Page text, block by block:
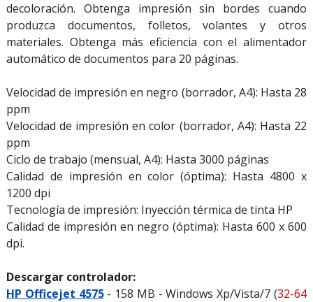
decoloración. Obtenga impresión sin bordes cuando
produzca documentos, folletos, volantes y otros
materiales. Obtenga más eficiencia con el alimentador
automático de documentos para 20 páginas.
Velocidad de impresión en negro (borrador, A4): Hasta 28
ppm
Velocidad de impresión en color (borrador, A4): Hasta 22
ppm
Ciclo de trabajo (mensual, A4): Hasta 3000 páginas
Calidad de impresión en color (óptima): Hasta 4800 x
1200 dpi
Tecnología de impresión: Inyección térmica de tinta HP
Calidad de impresión en negro (óptima): Hasta 600 x 600
dpi.
Descargar controlador:
HP Officejet 4575- 158 MB - Windows Xp/Vista/7 (32-64